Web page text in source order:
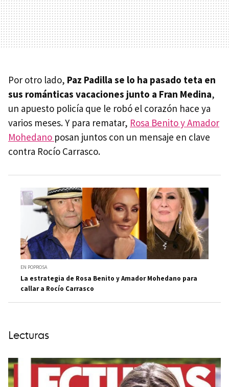
Por otro lado, Paz Padilla se lo ha pasado teta en
sus románticas vacaciones junto a Fran Medina,
un apuesto policía que le robó el corazón hace ya
varios meses. Y para rematar, Rosa Benito y Amador
Mohedano posan juntos con un mensaje en clave
contra Rocío Carrasco.
EN POPROSA
La estrategia de Rosa Benito y Amador Mohedano para
callar a Rocío Carrasco
Lecturas